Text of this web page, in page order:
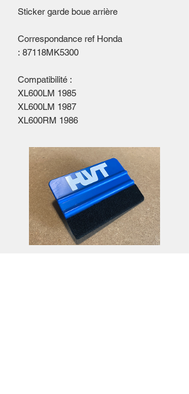
Sticker garde boue arrière
Correspondance ref Honda
: 87118MK5300
Compatibilité :
XL600LM 1985
XL600LM 1987
XL600RM 1986